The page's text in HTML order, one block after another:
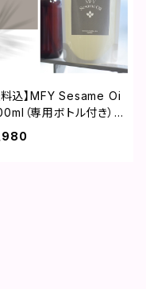
料込】MFY Sesame Oi
（専用ボトル付き）
油 スターターセッ
国産100％セサミオイル